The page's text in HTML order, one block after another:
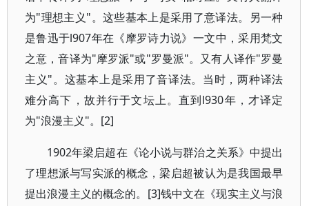
为"理想主义"。这些基本上是采用了意译法。另一种
是鲁迅于l907年在《摩罗诗力说》一文中，采用梵文
之意，音译为"摩罗派"或"罗曼派"。又有人译作"罗曼
主义"。这基本上是采用了音译法。当时，两种译法
难分高下，故并行于文坛上。直到l930年，才译定
为"浪漫主义"。[2]
1902年梁启超在《论小说与群治之关系》中提出
了理想派与写实派的概念，梁启超被认为是我国最早
提出浪漫主义的概念的。[3]钱中文在《现实主义与浪